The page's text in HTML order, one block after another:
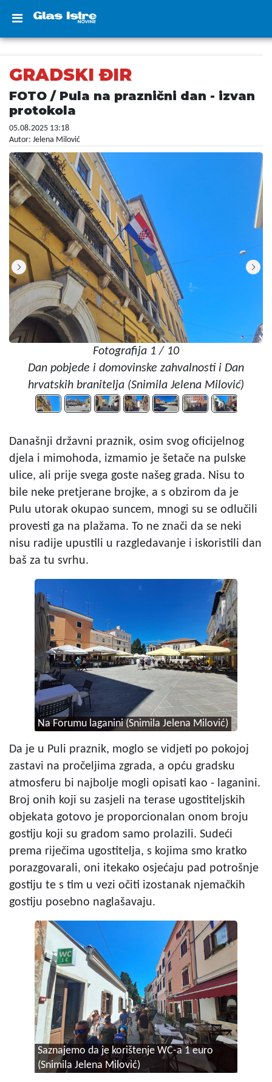
GRADSKI ĐIR
FOTO / Pula na praznični dan - izvan
protokola
05.08.2025 13:18
Autor: Jelena Milović
Fotografija 1 / 10
Dan pobjede i domovinske zahvalnosti i Dan
hrvatskih branitelja (Snimila Jelena Milović)
Današnji državni praznik, osim svog oficijelnog
djela i mimohoda, izmamio je šetače na pulske
ulice, ali prije svega goste našeg grada. Nisu to
bile neke pretjerane brojke, a s obzirom da je
Pulu utorak okupao suncem, mnogi su se odlučili
provesti ga na plažama. To ne znači da se neki
nisu radije upustili u razgledavanje i iskoristili dan
baš za tu svrhu.
Na Forumu laganini (Snimila Jelena Milović)
Da je u Puli praznik, moglo se vidjeti po pokojoj
zastavi na pročeljima zgrada, a opću gradsku
atmosferu bi najbolje mogli opisati kao - laganini.
Broj onih koji su zasjeli na terase ugostiteljskih
objekata gotovo je proporcionalan onom broju
gostiju koji su gradom samo prolazili. Sudeći
prema riječima ugostitelja, s kojima smo kratko
porazgovarali, oni itekako osjećaju pad potrošnje
gostiju te s tim u vezi očiti izostanak njemačkih
gostiju posebno naglašavaju.
Saznajemo da je korištenje WC-a 1 euro
(Snimila Jelena Milović)